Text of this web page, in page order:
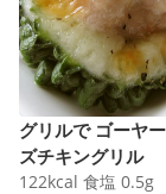
グリルで ゴーヤ
ズチキングリル
122kcal 食塩 0.5g